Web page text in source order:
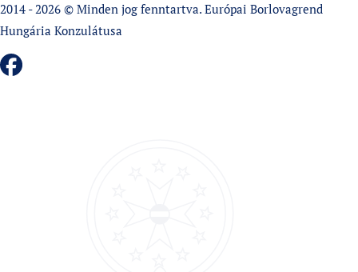
2014 - 2026 © Minden jog fenntartva. Európai Borlovagrend
Hungária Konzulátusa